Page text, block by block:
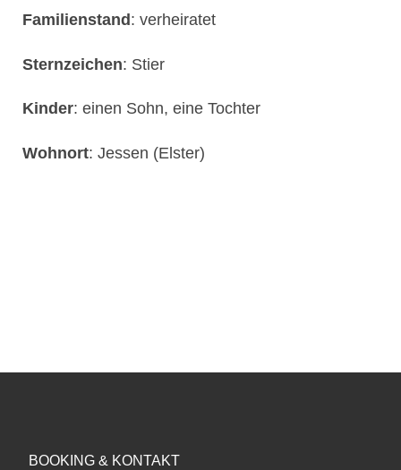
Familienstand : verheiratet
Sternzeichen: Stier
Kinder: einen Sohn, eine Tochter
Wohnort: Jessen (Elster)
BOOKING & KONTAKT